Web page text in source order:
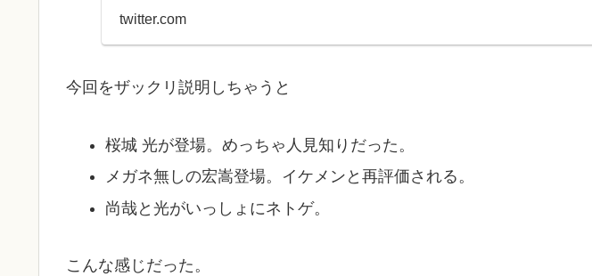
twitter.com
今回をザックリ説明しちゃうと
桜城 光が登場。めっちゃ人見知りだった。
メガネ無しの宏嵩登場。イケメンと再評価される。
尚哉と光がいっしょにネトゲ。
こんな感じだった。